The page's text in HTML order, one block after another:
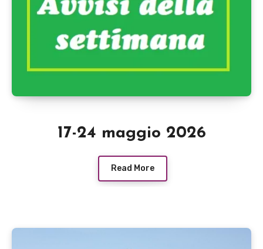
17-24 maggio 2026
Read More